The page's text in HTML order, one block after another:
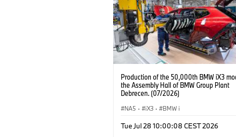
Production of the 50,000th BMW iX3
the Assembly Hall of BMW Group Plant
Debrecen. (07/2026)
NA5 · iX3 · BMW i
Tue Jul 28 10:00:08 CEST 2026